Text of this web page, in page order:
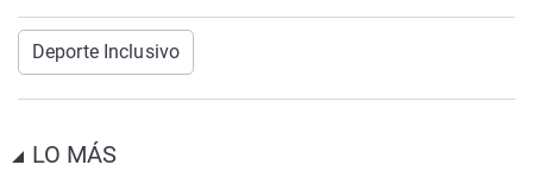
Deporte Inclusivo
LO MÁS